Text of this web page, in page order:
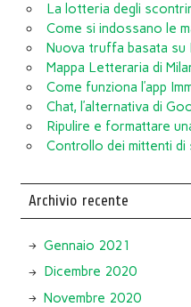
La lotteria degli
Come si indossano le
Nuova truffa basata su
Mappa Letteraria di
Come funziona l’app
Chat, l’alternativa di
Ripulire e formattare
Controllo dei mittenti di
Archivio recente
Gennaio 2021
Dicembre 2020
Novembre 2020